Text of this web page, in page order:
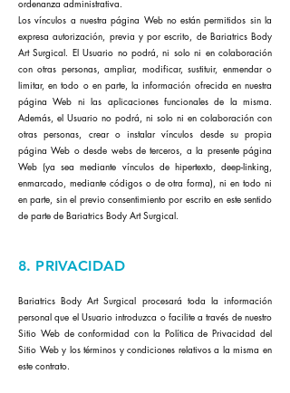
ordenanza administrativa.
Los vínculos a nuestra página Web no están permitidos sin la
expresa autorización, previa y por escrito, de Bariatrics Body
Art Surgical. El Usuario no podrá, ni solo ni en colaboración
con otras personas, ampliar, modificar, sustituir, enmendar o
limitar, en todo o en parte, la información ofrecida en nuestra
página Web ni las aplicaciones funcionales de la misma.
Además, el Usuario no podrá, ni solo ni en colaboración con
otras personas, crear o instalar vínculos desde su propia
página Web o desde webs de terceros, a la presente página
Web (ya sea mediante vínculos de hipertexto, deep-linking,
enmarcado, mediante códigos o de otra forma), ni en todo ni
en parte, sin el previo consentimiento por escrito en este sentido
de parte de Bariatrics Body Art Surgical.
8. PRIVACIDAD
Bariatrics Body Art Surgical procesará toda la información
personal que el Usuario introduzca o facilite a través de nuestro
Sitio Web de conformidad con la Política de Privacidad del
Sitio Web y los términos y condiciones relativos a la misma en
este contrato.